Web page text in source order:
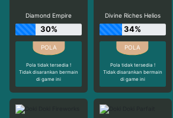
Diamond Empire
30%
Pola tidak tersedia !
Tidak disarankan bermain
di game ini
Divine Riches Helios
34%
Pola tidak tersedia !
Tidak disarankan bermain
di game ini